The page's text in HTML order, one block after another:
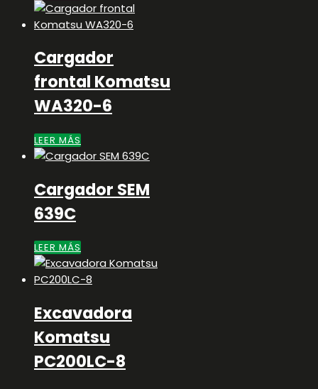
Cargador
frontal Komatsu
WA320-6
LEER MÁS
Cargador SEM
639C
LEER MÁS
Excavadora
Komatsu
PC200LC-8